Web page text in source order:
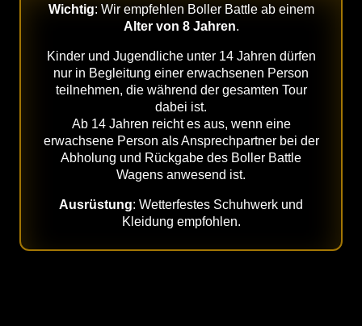
Wichtig: Wir empfehlen Boller Battle ab einem
Alter von 8 Jahren.
Kinder und Jugendliche unter 14 Jahren dürfen
nur in Begleitung einer erwachsenen Person
teilnehmen, die während der gesamten Tour
dabei ist.
Ab 14 Jahren reicht es aus, wenn eine
erwachsene Person als Ansprechpartner bei der
Abholung und Rückgabe des Boller Battle
Wagens anwesend ist.
Ausrüstung: Wetterfestes Schuhwerk und
Kleidung empfohlen.